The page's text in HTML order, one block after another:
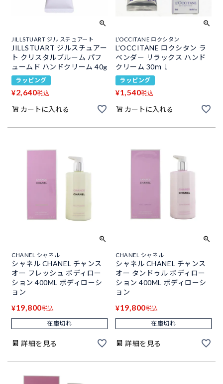
JILLSTUART ジル スチュアート
JILLSTUART ジルスチュアー
ト クリスタルブルーム パフ
ュームド ハンドクリーム 40g
ラッピング
¥2,640税込
カートに入れる
L’OCCITANE ロクシタン
L’OCCITANE ロクシタン ラ
ベンダー リラックス ハンド
クリーム 30ｍｌ
ラッピング
¥1,540税込
カートに入れる
CHANEL シャネル
シャネル CHANEL チャンス
オー フレッシュ ボディロー
ション 400ML ボディローシ
ョン
¥19,800税込
在庫切れ
詳細を見る
CHANEL シャネル
シャネル CHANEL チャンス
オー タンドゥル ボディロー
ション 400ML ボディローシ
ョン
¥19,800税込
在庫切れ
詳細を見る